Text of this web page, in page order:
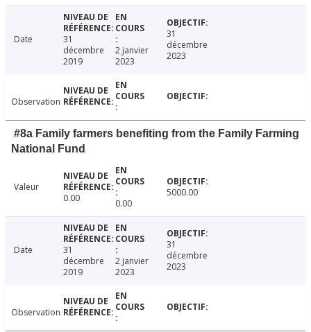
Date
31
décembre
2019
2 janvier
2023
31
décembre
2023
Observation
#8a Family farmers benefiting from the Family Farming
National Fund
Valeur
0.00
0.00
5000.00
Date
31
décembre
2019
2 janvier
2023
31
décembre
2023
Observation